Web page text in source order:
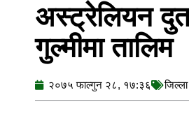
अस्ट्रेलियन
गुल्मीमा तालिम
२०७५ फाल्गुन २८, १७:३६